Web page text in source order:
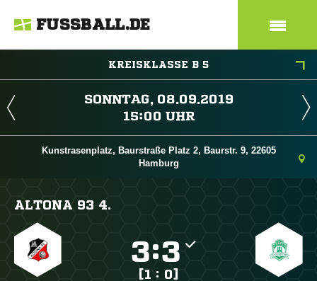
FUSSBALL.DE
KREISKLASSE B 5
 
 
Kunstrasenplatz, Baurstraße Platz 2, Baurstr. 9, 22605
Hamburg
ALTONA 93 4.
:
[1 : 0]